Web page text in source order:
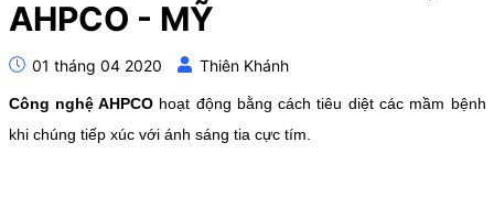
AHPCO - MỸ
01 tháng 04 2020 Thiên Khánh
Công nghệ AHPCO hoạt động bằng cách tiêu diệt các mầm bệnh
khi chúng tiếp xúc với ánh sáng tia cực tím.